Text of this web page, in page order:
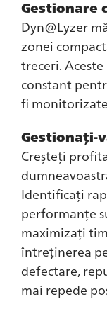
Gestionare
Dyn@Lyzer
zonei
treceri.
constant
fi
Gestionați-
Creșteți
Identificați
performanțe
maximizați
întreținerea
defectare,
mai repede